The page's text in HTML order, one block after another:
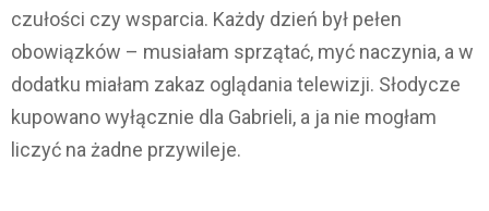
czułości czy wsparcia. Każdy dzień był pełen
obowiązków – musiałam sprzątać, myć naczynia, a w
dodatku miałam zakaz oglądania telewizji. Słodycze
kupowano wyłącznie dla Gabrieli, a ja nie mogłam
liczyć na żadne przywileje.